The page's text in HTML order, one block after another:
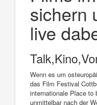
sichern
live
Wenn es um
das Film Festival
internationale Place to
unmittelbar nach der